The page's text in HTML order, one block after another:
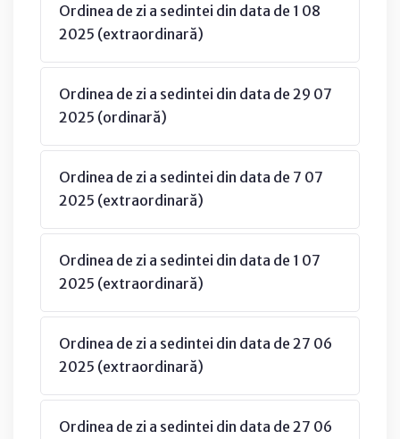
Ordinea de zi a sedintei din data de 1 08
2025 (extraordinară)
Ordinea de zi a sedintei din data de 29 07
2025 (ordinară)
Ordinea de zi a sedintei din data de 7 07
2025 (extraordinară)
Ordinea de zi a sedintei din data de 1 07
2025 (extraordinară)
Ordinea de zi a sedintei din data de 27 06
2025 (extraordinară)
Ordinea de zi a sedintei din data de 27 06